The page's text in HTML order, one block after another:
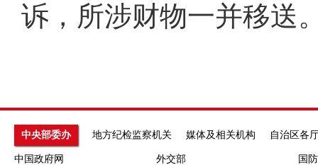
诉，所涉财物一并移送
中央部委办 地方纪检监察机关 媒体及相关机构 自治区各
中国政府网 外交部
国